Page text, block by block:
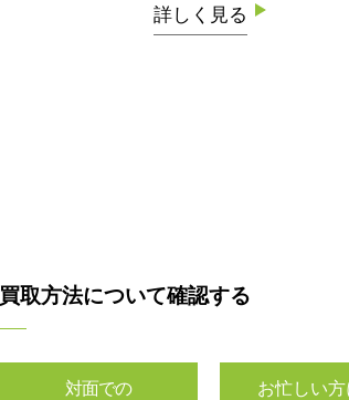
詳しく見る
買取方法について確認する
対面での
お忙しい方